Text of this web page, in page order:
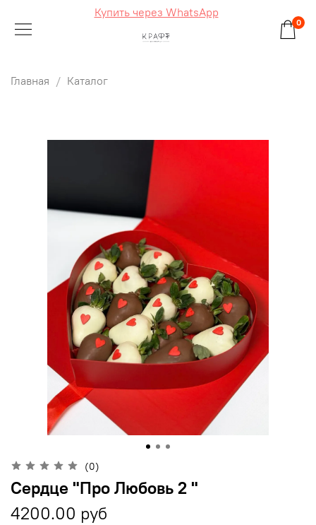
Купить через WhatsApp
0
Главная Каталог
(0)
Сердце "Про Любовь 2 "
4200.00 руб